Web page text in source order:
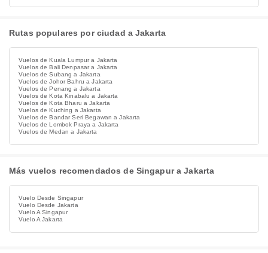
Rutas populares por ciudad a Jakarta
Vuelos de Kuala Lumpur a Jakarta
Vuelos de Bali Denpasar a Jakarta
Vuelos de Subang a Jakarta
Vuelos de Johor Bahru a Jakarta
Vuelos de Penang a Jakarta
Vuelos de Kota Kinabalu a Jakarta
Vuelos de Kota Bharu a Jakarta
Vuelos de Kuching a Jakarta
Vuelos de Bandar Seri Begawan a Jakarta
Vuelos de Lombok Praya a Jakarta
Vuelos de Medan a Jakarta
Más vuelos recomendados de Singapur a Jakarta
Vuelo Desde Singapur
Vuelo Desde Jakarta
Vuelo A Singapur
Vuelo A Jakarta